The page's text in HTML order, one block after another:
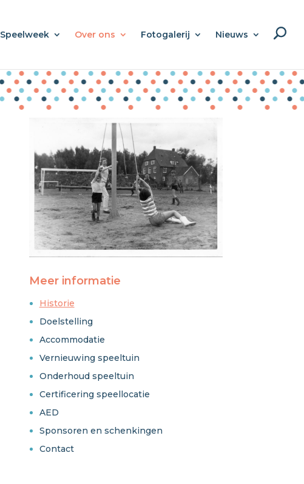
Speelweek Over ons Fotogalerij Nieuws
Meer informatie
Historie
Doelstelling
Accommodatie
Vernieuwing speeltuin
Onderhoud speeltuin
Certificering speellocatie
AED
Sponsoren en schenkingen
Contact